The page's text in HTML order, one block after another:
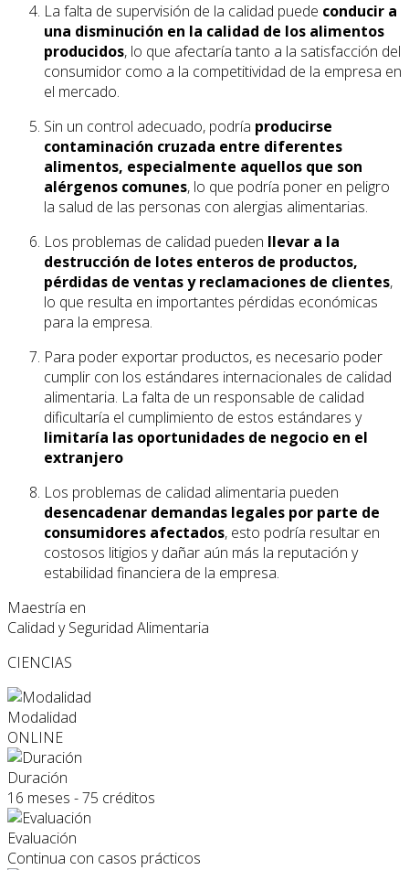
La falta de supervisión de la calidad puede conducir a
una disminución en la calidad de los alimentos
producidos, lo que afectaría tanto a la satisfacción del
consumidor como a la competitividad de la empresa en
el mercado.
Sin un control adecuado, podría producirse
contaminación cruzada entre diferentes
alimentos, especialmente aquellos que son
alérgenos comunes, lo que podría poner en peligro
la salud de las personas con alergias alimentarias.
Los problemas de calidad pueden llevar a la
destrucción de lotes enteros de productos,
pérdidas de ventas y reclamaciones de clientes,
lo que resulta en importantes pérdidas económicas
para la empresa.
Para poder exportar productos, es necesario poder
cumplir con los estándares internacionales de calidad
alimentaria. La falta de un responsable de calidad
dificultaría el cumplimiento de estos estándares y
limitaría las oportunidades de negocio en el
extranjero
Los problemas de calidad alimentaria pueden
desencadenar demandas legales por parte de
consumidores afectados, esto podría resultar en
costosos litigios y dañar aún más la reputación y
estabilidad financiera de la empresa.
Maestría en
Calidad y Seguridad Alimentaria
CIENCIAS
Modalidad
ONLINE
Duración
16 meses - 75 créditos
Evaluación
Continua con casos prácticos